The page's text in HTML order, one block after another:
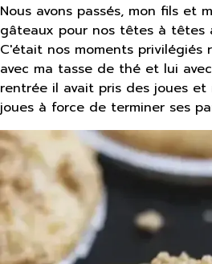
Nous avons passés, mon fils et
gâteaux pour nos têtes à têtes
C'était nos moments privilégiés
avec ma tasse de thé et lui
rentrée il avait pris des joues et
joues à force de terminer ses